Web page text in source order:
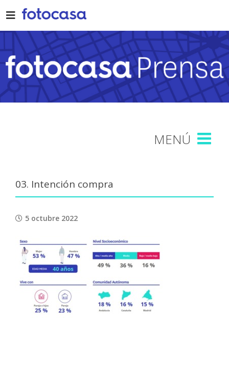
to
content
03. Intención compra
5 octubre 2022